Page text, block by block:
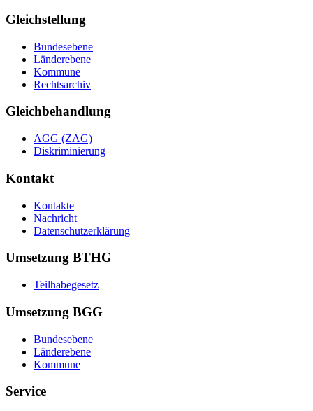
Gleichstellung
Bundesebene
Länderebene
Kommune
Rechtsarchiv
Gleichbehandlung
AGG (ZAG)
Diskriminierung
Kontakt
Kontakte
Nachricht
Datenschutzerklärung
Umsetzung BTHG
Teilhabegesetz
Umsetzung BGG
Bundesebene
Länderebene
Kommune
Service